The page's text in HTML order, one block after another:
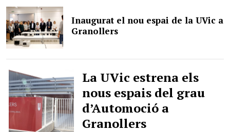
Inaugurat el nou espai de la UVic a
Granollers
La UVic estrena els
nous espais del grau
d’Automoció a
Granollers